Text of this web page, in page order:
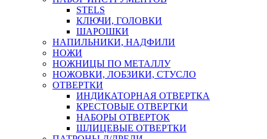
STELS
КЛЮЧИ, ГОЛОВКИ
ШАРОШКИ
НАПИЛЬНИКИ, НАДФИЛИ
НОЖИ
НОЖНИЦЫ ПО МЕТАЛЛУ
НОЖОВКИ, ЛОБЗИКИ, СТУСЛО
ОТВЕРТКИ
ИНДИКАТОРНАЯ ОТВЕРТКА
КРЕСТОВЫЕ ОТВЕРТКИ
НАБОРЫ ОТВЕРТОК
ШЛИЦЕВЫЕ ОТВЕРТКИ